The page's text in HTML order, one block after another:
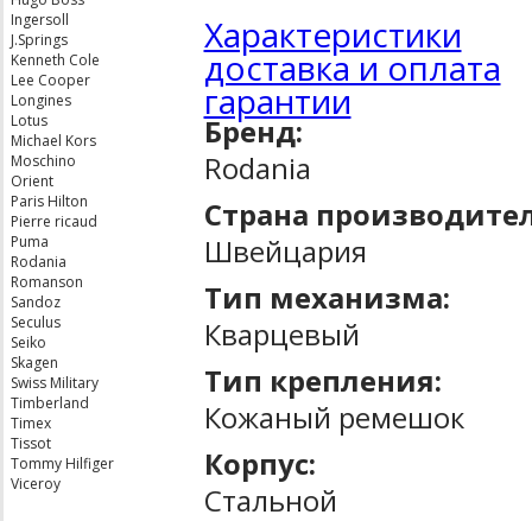
Ingersoll
J.Springs
Kenneth Cole
Lee Cooper
Longines
Lotus
Michael Kors
Moschino
Orient
Paris Hilton
Pierre ricaud
Puma
Rodania
Romanson
Sandoz
Seculus
Seiko
Skagen
Swiss Military
Timberland
Timex
Tissot
Tommy Hilfiger
Viceroy
Характеристики
доставка и оплата
гарантии
Бренд:
Rodania
Страна
Швейцария
Тип механизма:
Кварцевый
Тип крепления:
Кожаный ремешок
Корпус:
Стальной